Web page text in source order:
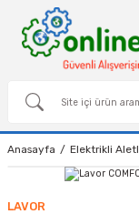
Anasayfa Elektrikli
LAVOR